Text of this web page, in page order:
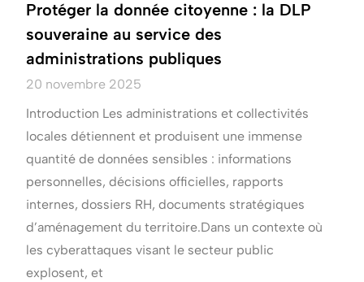
Protéger la donnée citoyenne : la DLP
souveraine au service des
administrations publiques
20 novembre 2025
Introduction Les administrations et collectivités
locales détiennent et produisent une immense
quantité de données sensibles : informations
personnelles, décisions officielles, rapports
internes, dossiers RH, documents stratégiques
d’aménagement du territoire.Dans un contexte où
les cyberattaques visant le secteur public
explosent, et